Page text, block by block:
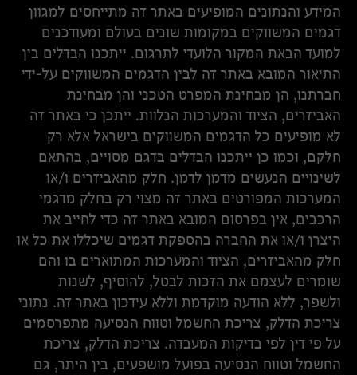
המידע והנתונים המופיעים באתר זה מתייחסים למגוון
דגמים המשווקים במקומות שונים בעולם ומעודכנים
למועד הבאת המקור הלועדי לתרגום. ייתכנו הבדלים בין
התיאור המובא באתר זה לבין הדגמים המשווקים על-ידי
חברתנו, הן מבחינת המפרט הטכני והן מבחינת
האביזרים, הציוד והמערכות הנלוות. ייתכן כי באתר זה
לא מופיעים כל הדגמים המשווקים בישראל אלא רק
חלקם, וכמו כן ייתכנו הבדלים בדגם מסויים, בהתאם
לשינויים הנעשים מדמן לדמן. חלק מהאביזרים ו/או
המערכות המפורטים באתר זה מצוי רק בחלק מדגמי
הרכבים, אין בפרסום המובא באתר זה כדי לחייב את
היצרן ו/או את החברה בהספקת דגמים שיכללו את כל או
חלק מהאביזרים, הציוד והמערכות המתוארים בו והם
שומרים לעצמם את הזכות לבטל, להוסיף, לשנות
ולשפר, ללא הודעה מוקדמת וללא עידכון באתר זה. נתוני
צריכת הדלק, צריכת החשמל וטווח הנסיעה מתפרסמים
על פי דין לפי בדיקות המעבדה. צריכת הדלק, צריכת
החשמל וטווח הנסיעה בפועל מושפעים, בין היתר, גם